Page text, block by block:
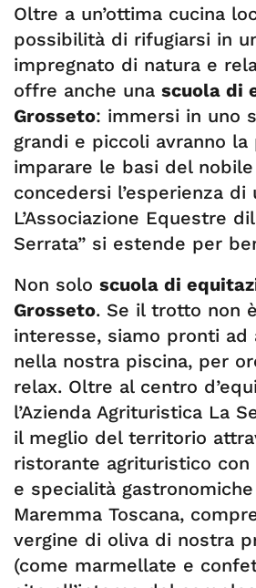
Oltre a un’ottima cucina
possibilità di rifugiarsi in
impregnato di natura e
offre anche una scuola di
Grosseto: immersi in uno
grandi e piccoli avranno
imparare le basi del
concedersi l’esperienza di
L’Associazione Equestre
Serrata” si estende per
Non solo scuola di
Grosseto. Se il trotto non
interesse, siamo pronti ad
nella nostra piscina, per
relax. Oltre al centro
l’Azienda Agrituristica La
il meglio del territorio
ristorante agrituristico con
e specialità
Maremma Toscana,
vergine di oliva di nostra
(come marmellate e